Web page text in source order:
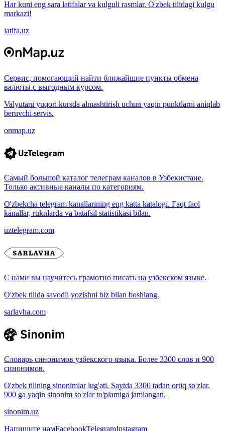
Har kuni eng sara latifalar va kulguli rasmlar. O'zbek tilidagi kulgu
markazi!
latifa.uz
Сервис, помогающий найти ближайшие пункты обмена
валюты с выгодным курсом.
Valyutani yuqori kursda almashtirish uchun yaqin punktlarni aniqlab
beruvchi servis.
onmap.uz
Самый большой каталог телеграм каналов в Узбекистане.
Только активные каналы по категориям.
O'zbekcha telegram kanallarining eng katta katalogi. Faqt faol
kanallar, ruknlarda va batafsil statistikasi bilan.
uztelegram.com
С нами вы научитесь грамотно писать на узбекском языке.
O'zbek tilida savodli yozishni biz bilan boshlang.
sarlavha.com
Словарь синонимов узбекского языка. Более 3300 слов и 900
синонимов.
O'zbek tilining sinonimlar lug'ati. Saytda 3300 tadan ortiq so'zlar,
900 ga yaqin sinonim so'zlar to'plamiga jamlangan.
sinonim.uz
Напишите намFacebookTelegramInstagram